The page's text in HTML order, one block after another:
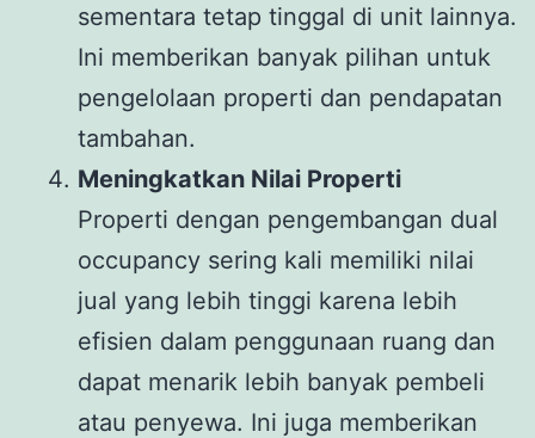
sementara tetap tinggal di unit lainnya.
Ini memberikan banyak pilihan untuk
pengelolaan properti dan pendapatan
tambahan.
Meningkatkan Nilai Properti
Properti dengan pengembangan dual
occupancy sering kali memiliki nilai
jual yang lebih tinggi karena lebih
efisien dalam penggunaan ruang dan
dapat menarik lebih banyak pembeli
atau penyewa. Ini juga memberikan